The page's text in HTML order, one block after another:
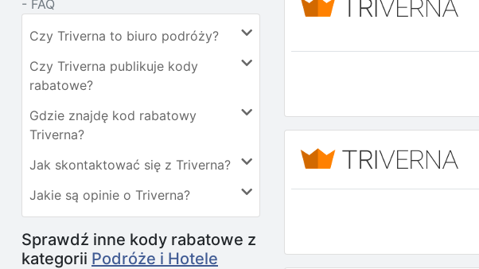
- FAQ
Czy Triverna to biuro podróży?
Czy Triverna publikuje kody
rabatowe?
Gdzie znajdę kod rabatowy
Triverna?
Jak skontaktować się z Triverna?
Jakie są opinie o Triverna?
Sprawdź inne kody rabatowe z
kategorii Podróże i Hotele